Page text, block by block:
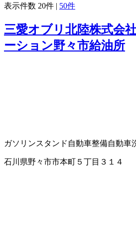
表示件数 20件 | 50件
三愛オブリ北陸株式会
ーション野々市給油所
ガソリンスタンド 自動車整備自動車
石川県野々市市本町５丁目３１４